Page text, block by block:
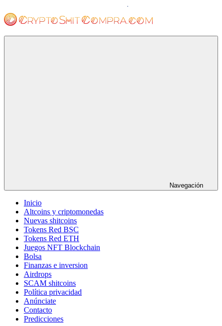
al
contenido
Navegación
Inicio
Altcoins y criptomonedas
Nuevas shitcoins
Tokens Red BSC
Tokens Red ETH
Juegos NFT Blockchain
Bolsa
Finanzas e inversion
Airdrops
SCAM shitcoins
Política privacidad
Anúnciate
Contacto
Predicciones